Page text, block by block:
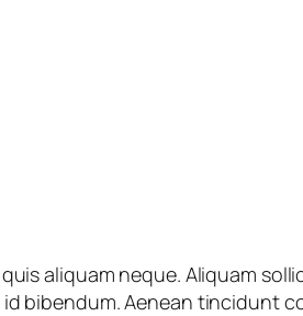
aliquam neque. Aliquam
bibendum. Aenean tincidunt